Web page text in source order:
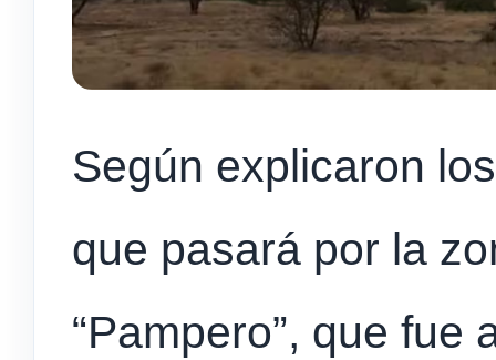
Según explicaron
que pasará por la
“Pampero”, que fue